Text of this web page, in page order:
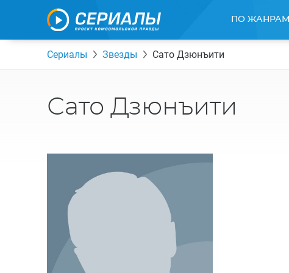
ПО ЖАНРАМ
Сериалы Звезды Сато Дзюнъити
Сато Дзюнъити